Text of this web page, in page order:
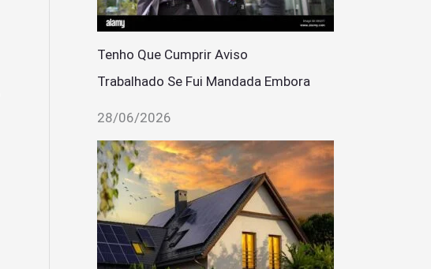
Tenho Que Cumprir Aviso
Trabalhado Se Fui Mandada Embora
28/06/2026